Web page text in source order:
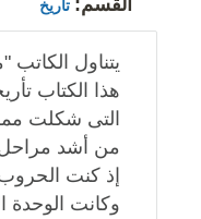
تاريخ
يتناول
هذا الكتاب
التى شكلت
من أشد مراحل
إذ كنت
وكانت الوحدة